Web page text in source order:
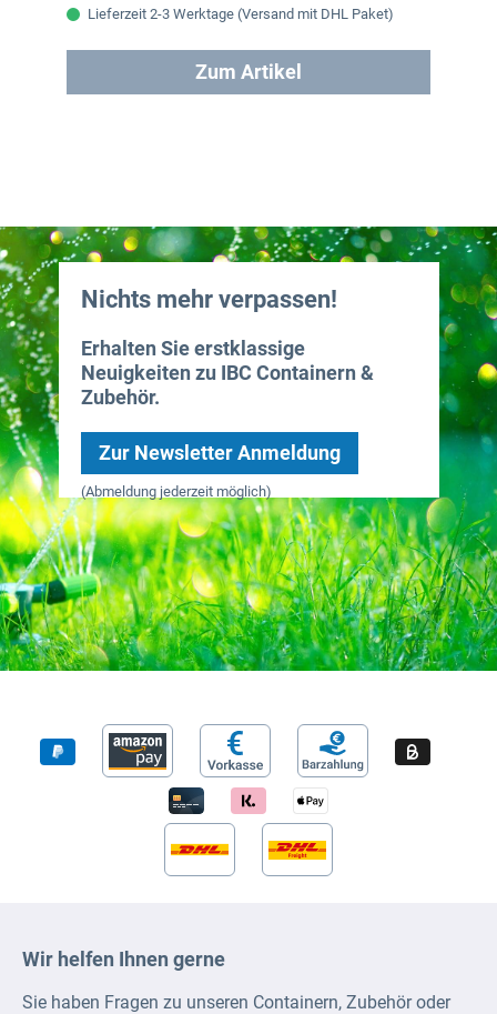
Lieferzeit 2-3 Werktage (Versand mit DHL Paket)
Zum Artikel
Nichts mehr verpassen!
Erhalten Sie erstklassige
Neuigkeiten zu IBC Containern &
Zubehör.
Zur Newsletter Anmeldung
(Abmeldung jederzeit möglich)
Wir helfen Ihnen gerne
Sie haben Fragen zu unseren Containern, Zubehör oder